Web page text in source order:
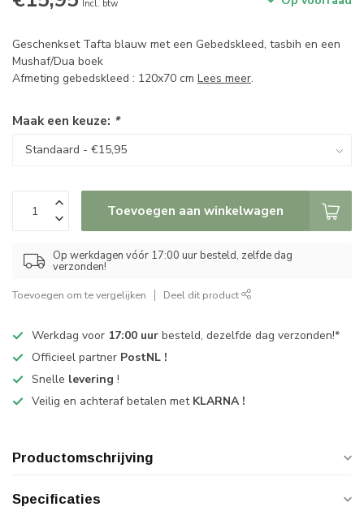
Incl. btw
Geschenkset Tafta blauw met een Gebedskleed, tasbih en een
Mushaf/Dua boek
Afmeting gebedskleed : 120x70 cm Lees meer.
Maak een keuze: *
Toevoegen aan winkelwagen
Op werkdagen vóór 17:00 uur besteld, zelfde dag
verzonden!
Toevoegen om te vergelijken Deel dit product
Werkdag voor 17:00 uur besteld, dezelfde dag verzonden!*
Officieel partner PostNL !
Snelle levering !
Veilig en achteraf betalen met KLARNA !
Productomschrijving
Specificaties